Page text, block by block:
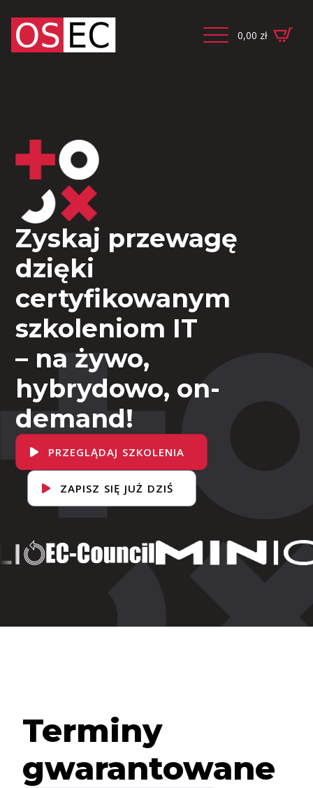
0,00 zł
Zyskaj przewagę
dzięki
certyfikowanym
szkoleniom IT
– na żywo,
hybrydowo, on-
demand!
PRZEGLĄDAJ SZKOLENIA
ZAPISZ SIĘ JUŻ DZIŚ
Terminy
gwarantowane